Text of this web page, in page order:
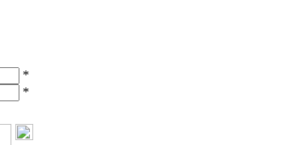
*
*